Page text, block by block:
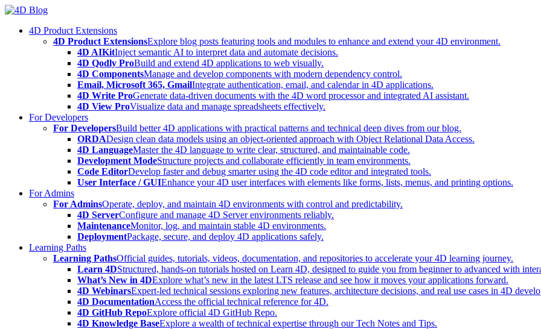
Skip
content4D Product Extensions
4D Product ExtensionsExplore blog posts featuring tools and modules to enhance and extend your 4D environment.
4D AIKitInject semantic AI to interpret data and automate decisions.
4D Qodly ProBuild and extend 4D applications to web visually.
4D ComponentsManage and develop components with modern dependency control.
Email, Microsoft 365, GmailIntegrate authentication, email, and calendar in 4D applications.
4D Write ProGenerate data-driven documents with the 4D word processor and integrated AI assistant.
4D View ProVisualize data and manage spreadsheets effectively.
For Developers
For DevelopersBuild better 4D applications with practical patterns and technical deep dives from our blog.
ORDADesign clean data models using an object-oriented approach with Object Relational Data Access.
4D LanguageMaster the 4D language to write clear, structured, and maintainable code.
Development ModeStructure projects and collaborate efficiently in team environments.
Code EditorDevelop faster and debug smarter using the 4D code editor and integrated tools.
User Interface / GUIEnhance your 4D user interfaces with elements like forms, lists, menus, and printing options.
For Admins
For AdminsOperate, deploy, and maintain 4D environments with control and predictability.
4D ServerConfigure and manage 4D Server environments reliably.
MaintenanceMonitor, log, and maintain stable 4D environments.
DeploymentPackage, secure, and deploy 4D applications safely.
Learning Paths
Learning PathsOfficial guides, tutorials, videos, documentation, and repositories to accelerate your 4D learning journey.
Learn 4DStructured, hands-on tutorials hosted on Learn 4D, designed to guide you from beginner to advanced with
What’s New in 4DExplore what’s new in the latest LTS release and see how it moves your applications forward.
4D WebinarsExpert-led technical sessions exploring new features, architecture decisions, and real use cases in 4D
4D DocumentationAccess the official technical reference for 4D.
4D GitHub RepoExplore official 4D GitHub Repo.
4D Knowledge BaseExplore a wealth of technical expertise through our Tech Notes and Tips.